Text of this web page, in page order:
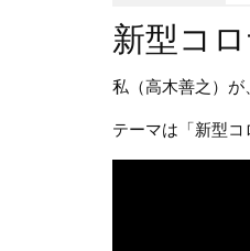
新型コ
私（高木善之）が
テーマは「新型コ